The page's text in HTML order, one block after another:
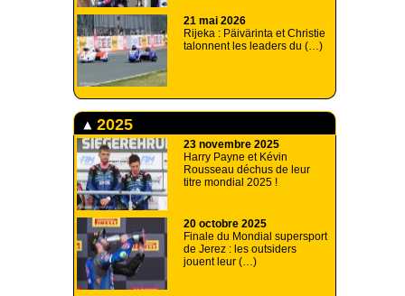
21 mai 2026
Rijeka : Päivärinta et Christie
talonnent les leaders du (…)
2025
23 novembre 2025
Harry Payne et Kévin
Rousseau déchus de leur
titre mondial 2025 !
20 octobre 2025
Finale du Mondial supersport
de Jerez : les outsiders
jouent leur (…)